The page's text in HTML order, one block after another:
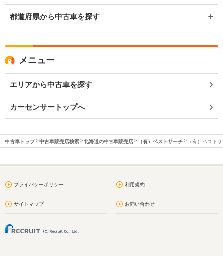
都道府県から中古車を探す
メニュー
エリアから中古車を探す
カーセンサートップへ
中古車トップ 中古車販売店検索 北海道の中古車販売店 （有）ベストサーチ （有）ベスト
プライバシーポリシー 利用規約
サイトマップ お問い合わせ